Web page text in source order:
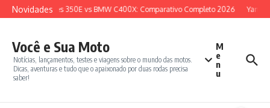
Ir para o conteúdo
Novidades
e Teste Zontes 350E vs BMW C400X: Comparativo Completo 2026
Você e Sua Moto
Notícias, lançamentos, testes e viagens sobre o mundo das motos.
Dicas, aventuras e tudo que o apaixonado por duas rodas precisa
saber!
M
e
n
u